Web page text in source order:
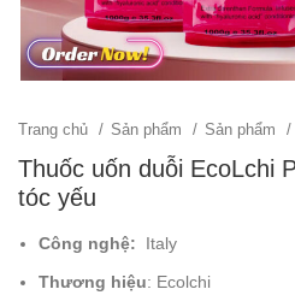
Trang chủ Sản phẩm Sản phẩm
Thuốc uốn duỗi EcoLchi
tóc yếu
Công nghệ: Italy
Thương hiệu: Ecolchi